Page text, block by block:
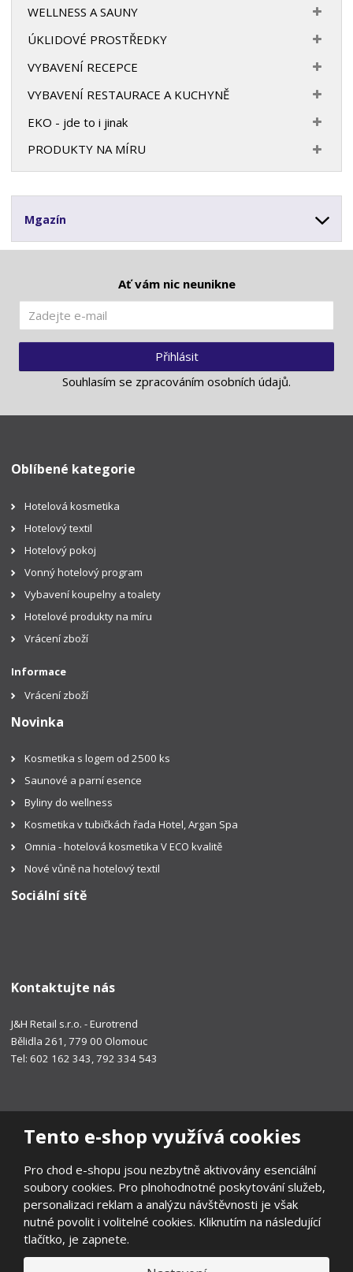
Tento e-shop využívá cookies
Pro chod e-shopu jsou nezbytně aktivovány esenciální
soubory cookies. Pro plnohodnotné poskytování služeb,
personalizaci reklam a analýzu návštěvnosti je však
nutné povolit i volitelné cookies. Kliknutím na následující
tlačítko, je zapnete.
WELLNESS A SAUNY
ÚKLIDOVÉ PROSTŘEDKY
VYBAVENÍ RECEPCE
VYBAVENÍ RESTAURACE A KUCHYNĚ
EKO - jde to i jinak
PRODUKTY NA MÍRU
Mgazín
Ať vám nic neunikne
Přihlásit
Souhlasím se zpracováním osobních údajů.
Oblíbené kategorie
Hotelová kosmetika
Hotelový textil
Hotelový pokoj
Vonný hotelový program
Vybavení koupelny a toalety
Hotelové produkty na míru
Vrácení zboží
Informace
Vrácení zboží
Novinka
Kosmetika s logem od 2500 ks
Saunové a parní esence
Byliny do wellness
Kosmetika v tubičkách řada Hotel, Argan Spa
Omnia - hotelová kosmetika V ECO kvalitě
Nové vůně na hotelový textil
Sociální sítě
Kontaktujte nás
J&H Retail s.r.o. - Eurotrend
Bělidla 261, 779 00 Olomouc
Tel: 602 162 343, 792 334 543